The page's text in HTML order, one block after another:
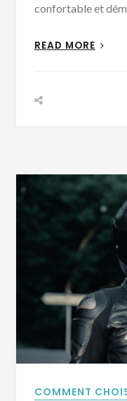
confortable et
READ MORE
COMMENT